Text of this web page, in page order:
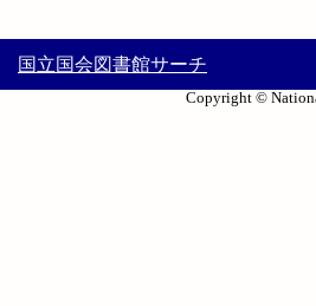
国立国会図書館サーチ
Copyright ©